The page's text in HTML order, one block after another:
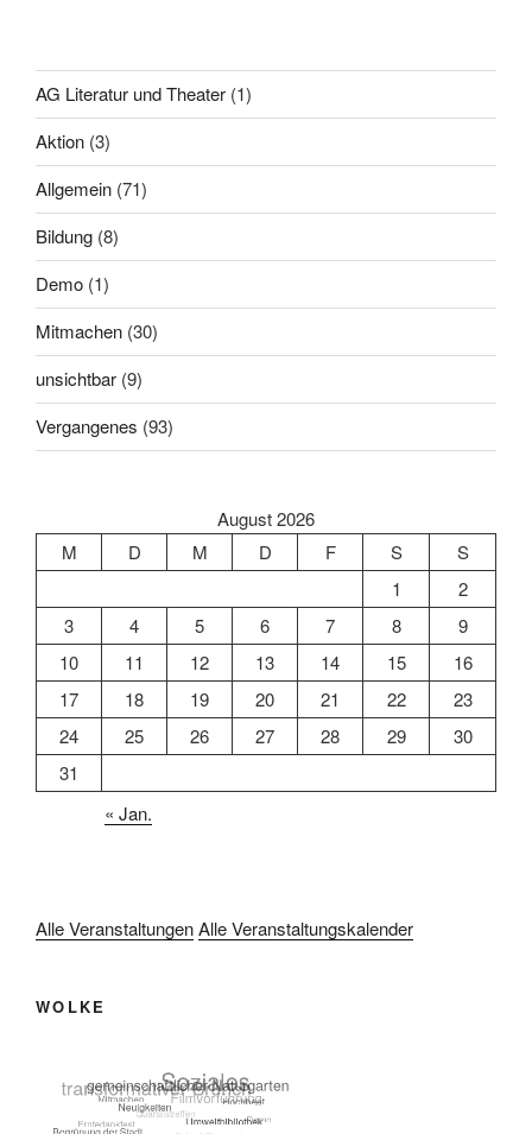
AG Literatur und Theater (1)
Aktion (3)
Allgemein (71)
Bildung (8)
Demo (1)
Mitmachen (30)
unsichtbar (9)
Vergangenes (93)
August 2026
M
D M D F S
S
1
2
3
4 5 6 7 8
9
10
11 12 13 14 15
16
17
18 19 20 21 22
23
24
25 26 27 28 29
30
31
« Jan.
Alle VeranstaltungenAlle Veranstaltungskalender
WOLKE